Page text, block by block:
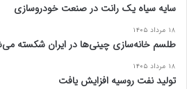
سایه سیاه یک رانت در صنعت خودروسازی
۱۸ مرداد ۱۴۰۵
طلسم خانه‌سازی چینی‌ها در ایران شکسته
۱۸ مرداد ۱۴۰۵
تولید نفت روسیه افزایش یافت